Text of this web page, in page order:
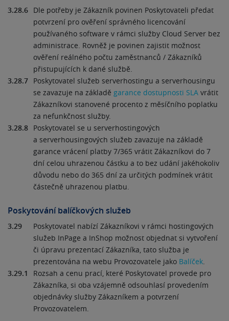
3.28.6 Dle potřeby je Zákazník povinen Poskytovateli předat
potvrzení pro ověření správného licencování
používaného software v rámci služby Cloud Server bez
administrace. Rovněž je povinen zajistit možnost
ověření reálného počtu zaměstnanců / Zákazníků
přistupujících k dané službě.
3.28.7 Poskytovatel služeb serverhostingu a serverhousingu
se zavazuje na základě garance dostupnosti SLA vrátit
Zákazníkovi stanovené procento z měsíčního poplatku
za nefunkčnost služby.
3.28.8 Poskytovatel se u serverhostingových
a serverhousingových služeb zavazuje na základě
garance vrácení platby 7/365 vrátit Zákazníkovi do 7
dní celou uhrazenou částku a to bez udání jakéhokoliv
důvodu nebo do 365 dní za určitých podmínek vrátit
částečně uhrazenou platbu.
Poskytování balíčkových služeb
3.29
Poskytovatel nabízí Zákazníkovi v rámci hostingových
služeb InPage a InShop možnost objednat si vytvoření
či úpravu prezentací Zákazníka, tato služba je
prezentována na webu Provozovatele jako Balíček.
3.29.1
Rozsah a cenu prací, které Poskytovatel provede pro
Zákazníka, si oba vzájemně odsouhlasí provedením
objednávky služby Zákazníkem a potvrzení
Provozovatelem.